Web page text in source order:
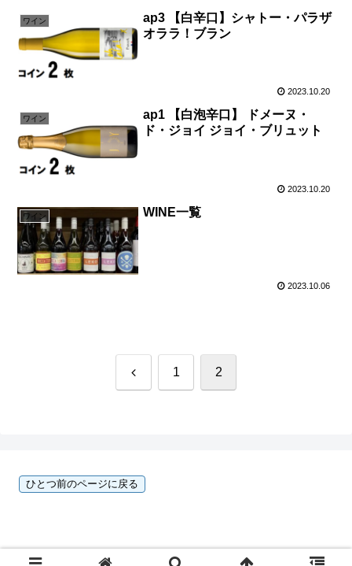
ワイン
ap3 【白辛口】シャトー・パラザ
オララ！ブラン
2023.10.20
ワイン
ap1 【白泡辛口】 ドメーヌ・
ド・ジョイ ジョイ・ブリュット
2023.10.20
ワイン WINE一覧
2023.10.06
前 1 2